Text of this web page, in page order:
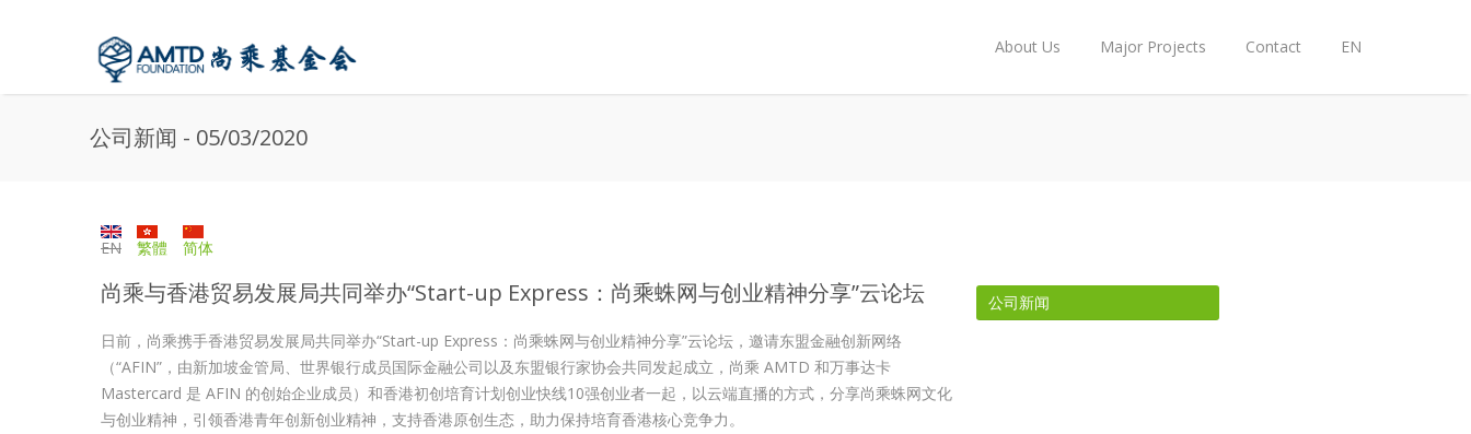
About Us Major Projects Contact EN
公司新闻 - 05/03/2020
EN 繁體 简体
尚乘与香港贸易发展局共同举办“Start-up Express：尚乘蛛网与创业精神分享”云论坛
日前，尚乘携手香港贸易发展局共同举办“Start-up Express：尚乘蛛网与创业精神分享”云论坛，邀请东盟金融创新网络
（“AFIN”，由新加坡金管局、世界银行成员国际金融公司以及东盟银行家协会共同发起成立，尚乘 AMTD 和万事达卡
Mastercard 是 AFIN 的创始企业成员）和香港初创培育计划创业快线10强创业者一起，以云端直播的方式，分享尚乘蛛网文化
与创业精神，引领香港青年创新创业精神，支持香港原创生态，助力保持培育香港核心竞争力。
公司新闻